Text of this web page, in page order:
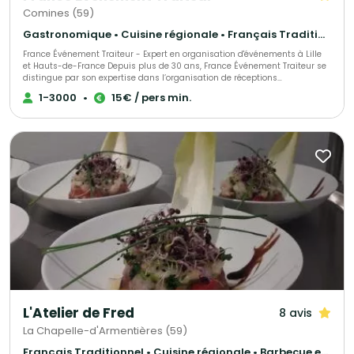
Comines (59)
Gastronomique • Cuisine régionale • Français Traditionnel
France Événement Traiteur - Expert en organisation d'événements à Lille
et Hauts-de-France Depuis plus de 30 ans, France Événement Traiteur se
distingue par son expertise dans l’organisation de réceptions
professionnelles et privées à Lille et dans toute la région des Hauts-de-
France. Spécialisé dans l'accompagnement des entreprises et des
sublimer vos séminaires, conférences, soirées d’entreprise et toutes vos
occasions spéciales.
1-3000 • 15€ / pers min.
L'Atelier de Fred 8 avis
La Chapelle-d'Armentières (59)